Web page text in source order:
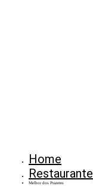
Home
Restaurante
Melhor dos Prazeres